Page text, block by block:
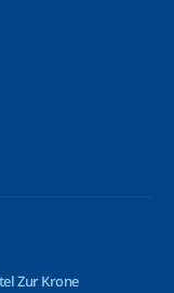
Zur Krone